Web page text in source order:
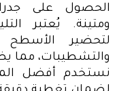
الحصول على
ومتينة. يُعتبر
لتحضير الأسطح
والتشطيبات، مما
نستخدم أفضل